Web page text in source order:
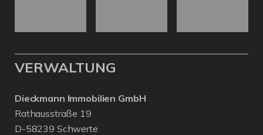
VERWALTUNG
Dieckmann Immobilien GmbH
Rathausstraße 19
D-58239 Schwerte